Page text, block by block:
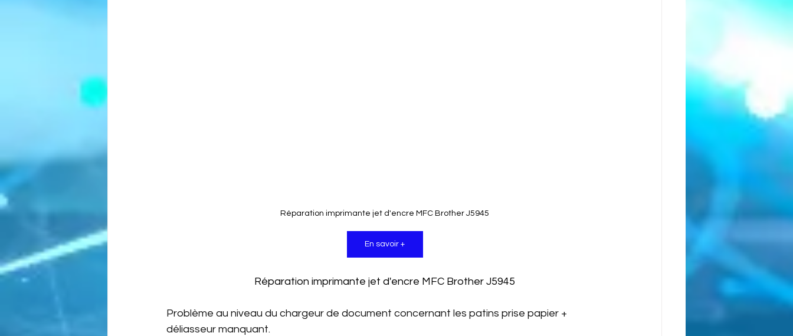
Réparation imprimante jet d'encre MFC Brother J5945
En savoir +
Réparation imprimante jet d'encre MFC Brother J5945
Problème au niveau du chargeur de document concernant les patins prise papier +
déliasseur manquant.